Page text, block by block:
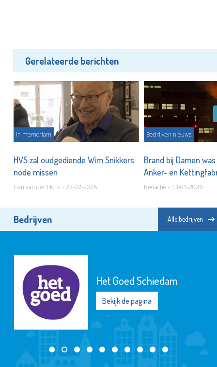
Gerelateerde berichten
In memoriam
HVS zal oudgediende Wim Snikkers
node missen
Han van der Horst - 23-02-2026
Bedrijven nieuws
Brand bij Damen
Anker- en
Redactie - 13-01-2026
Bedrijven Alle bedrijven
Het Goed Schiedam
Bekijk de pagina